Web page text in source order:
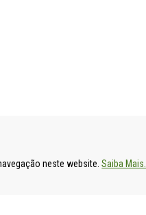
neste website.Saiba Mais...
DE S. FRANCISCO XAVIER